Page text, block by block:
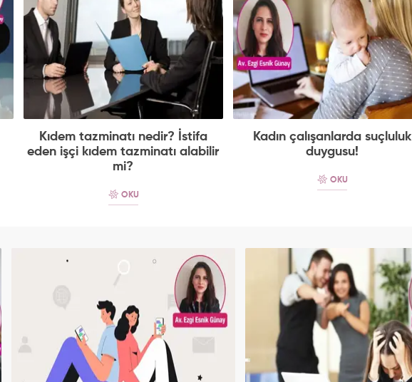
Kıdem tazminatı nedir? İstifa
eden işçi kıdem tazminatı alabilir
mi?
OKU
Kadın çalışanlarda suçluluk
duygusu!
OKU